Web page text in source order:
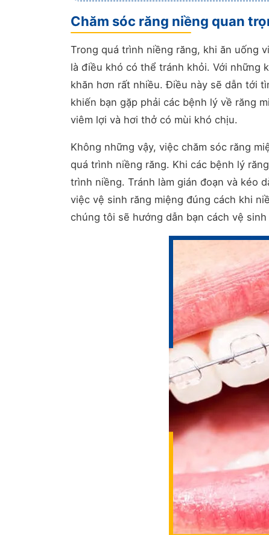
Chăm sóc răng niềng quan
Trong quá trình niềng răng, khi ăn uống
là điều khó có thể tránh khỏi. Với những
khăn hơn rất nhiều. Điều này sẽ dẫn tới
khiến bạn gặp phải các bệnh lý về răng
viêm lợi và hơi thở có mùi khó chịu.
Không những vậy, việc chăm sóc răng
quá trình niềng răng. Khi các bệnh lý
trình niềng. Tránh làm gián đoạn và kéo
việc vệ sinh răng miệng đúng cách khi
chúng tôi sẽ hướng dẫn bạn cách vệ